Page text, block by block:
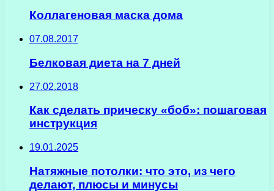
Коллагеновая маска дома
07.08.2017
Белковая диета на 7 дней
27.02.2018
Как сделать прическу «боб»: пошаговая
инструкция
19.01.2025
Натяжные потолки: что это, из чего
делают, плюсы и минусы